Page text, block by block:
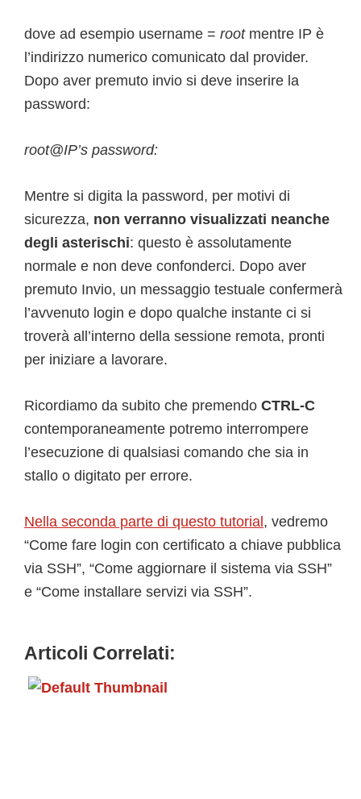
dove ad esempio username = rootmentre IP è
l’indirizzo numerico comunicato dal provider.
Dopo aver premuto invio si deve inserire la
password:
root@IP’s password:
Mentre si digita la password, per motivi di
sicurezza, non verranno visualizzati neanche
degli asterischi: questo è assolutamente
normale e non deve confonderci. Dopo aver
premuto Invio, un messaggio testuale confermerà
l’avvenuto login e dopo qualche instante ci si
troverà all’interno della sessione remota, pronti
per iniziare a lavorare.
Ricordiamo da subito che premendo CTRL-C
contemporaneamente potremo interrompere
l’esecuzione di qualsiasi comando che sia in
stallo o digitato per errore.
Nella seconda parte di questo tutorial, vedremo
“Come fare login con certificato a chiave pubblica
via SSH”, “Come aggiornare il sistema via SSH”
e “Come installare servizi via SSH”.
Articoli Correlati: